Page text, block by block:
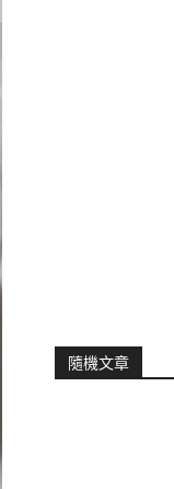
隨機文章